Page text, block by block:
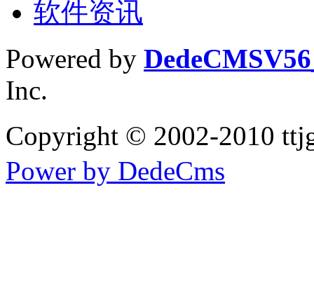
软件资讯
Powered by DedeCMS
Inc.
Copyright © 2002-2010
Power by DedeCms